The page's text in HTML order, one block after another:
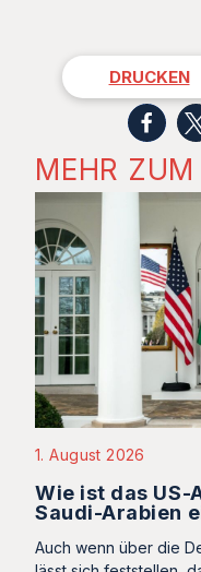
DRUCKEN
MEHR
1. August 2026
Wie ist das US-
Saudi-Arabien
Auch wenn über die